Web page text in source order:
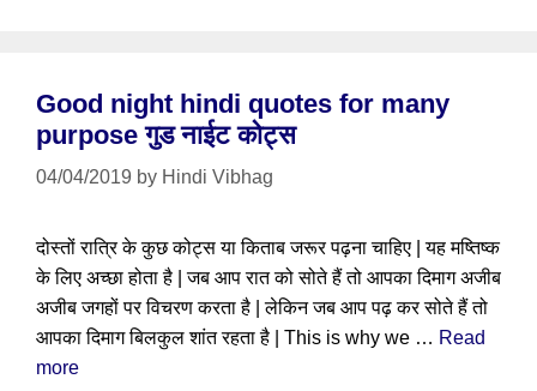
Good night hindi quotes for many
purpose गुड नाईट कोट्स
04/04/2019 by Hindi Vibhag
दोस्तों रात्रि के कुछ कोट्स या किताब जरूर पढ़ना चाहिए | यह मष्तिष्क
के लिए अच्छा होता है | जब आप रात को सोते हैं तो आपका दिमाग अजीब
अजीब जगहों पर विचरण करता है | लेकिन जब आप पढ़ कर सोते हैं तो
आपका दिमाग बिलकुल शांत रहता है | This is why we … Read
more